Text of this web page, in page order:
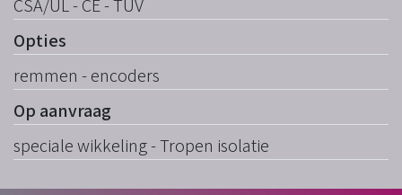
CSA/UL - CE - TUV
Opties
remmen - encoders
Op aanvraag
speciale wikkeling - Tropen isolatie